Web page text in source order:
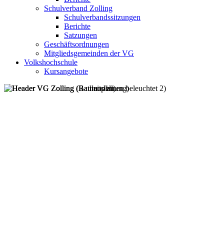
Schulverband Zolling
Schulverbandssitzungen
Berichte
Satzungen
Geschäftsordnungen
Mitgliedsgemeinden der VG
Volkshochschule
Kursangebote